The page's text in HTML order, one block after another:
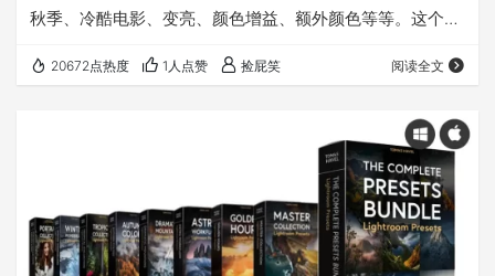
秋季、冷酷电影、变亮、颜色增益、额外颜色等等。这个包
SHIT LUT（为了凑数的垃圾LUT） 只是为了数字！我们对
正是您正在寻找的电影 LUT 预设！ 适用于任何 Premiere
20672点热度 1人点赞 捡屁笑 阅读全文